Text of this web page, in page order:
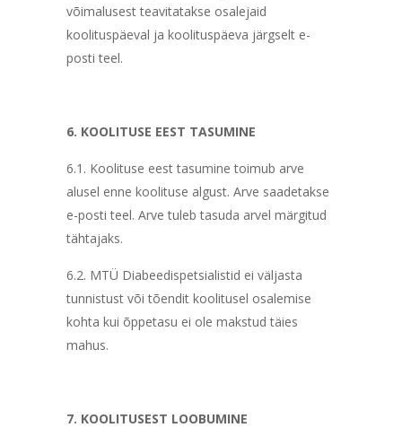
võimalusest teavitatakse osalejaid
koolituspäeval ja koolituspäeva järgselt e-
posti teel.
6. KOOLITUSE EEST TASUMINE
6.1. Koolituse eest tasumine toimub arve
alusel enne koolituse algust. Arve saadetakse
e-posti teel. Arve tuleb tasuda arvel märgitud
tähtajaks.
6.2. MTÜ Diabeedispetsialistid ei väljasta
tunnistust või tõendit koolitusel osalemise
kohta kui õppetasu ei ole makstud täies
mahus.
7. KOOLITUSEST LOOBUMINE